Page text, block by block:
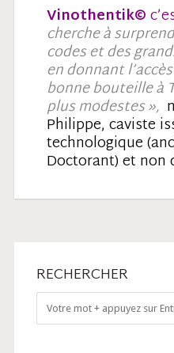
Vinothentik©
cherche à
codes et des
en donnant
bonne bouteille à
plus modestes »,
Philippe, caviste
technologique
Doctorant) et non
RECHERCHER